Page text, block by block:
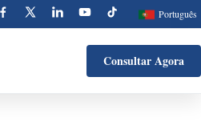
Português
Consultar Agora